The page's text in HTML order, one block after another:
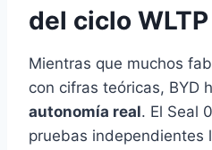
del ciclo WLTP
Mientras que muchos
con cifras teóricas, BYD
autonomía real. El Seal
pruebas independientes